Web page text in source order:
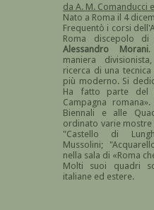
da A. M. Comanducci
Nato a Roma il 4
Frequentò i corsi
Roma discepolo di
Alessandro Morani.
maniera
ricerca di una
più moderno. Si
Ha fatto parte del
Campagna
Biennali e alle
ordinato varie
"Castello di
Mussolini;
nella sala di «Roma
Molti suoi quadri
italiane ed estere.